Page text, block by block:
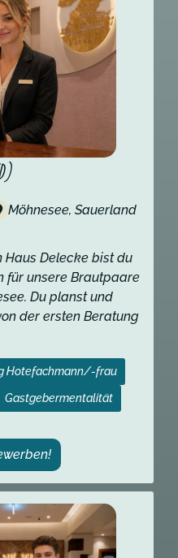
Möhnesee, Sauerland
Haus Delecke bist du
für unsere Brautpaare
Du planst und
der ersten Beratung
Hotefachmann/-frau
Gastgebermentalität